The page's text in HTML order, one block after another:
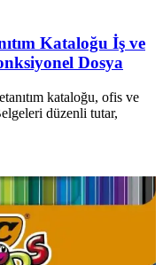
Kataloğu İş ve
Dosya
kataloğu, ofis ve
düzenli tutar,